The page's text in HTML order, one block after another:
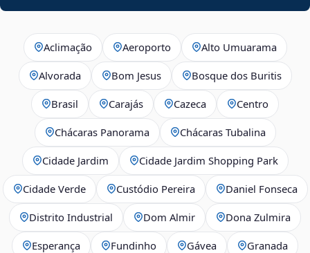
Aclimação Aeroporto Alto Umuarama
Alvorada Bom Jesus Bosque dos Buritis
Brasil Carajás Cazeca Centro
Chácaras Panorama Chácaras Tubalina
Cidade Jardim Cidade Jardim Shopping Park
Cidade Verde Custódio Pereira Daniel Fonseca
Distrito Industrial Dom Almir Dona Zulmira
Esperança Fundinho Gávea Granada